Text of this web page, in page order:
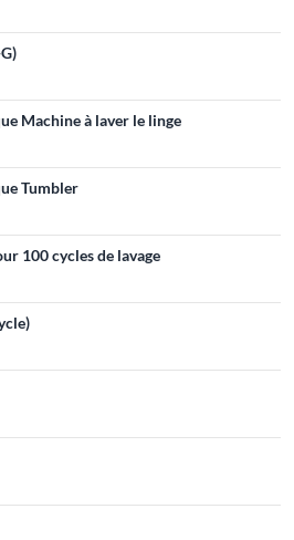
Machine à laver le linge
Tumbler
100 cycles de lavage